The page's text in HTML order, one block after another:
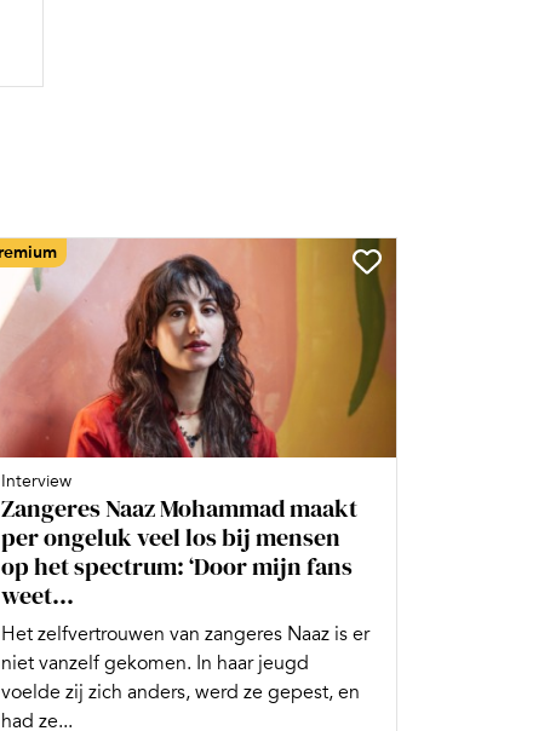
Interview
Zangeres Naaz Mohammad maakt
per ongeluk veel los bij mensen
op het spectrum: ‘Door mijn fans
weet...
Het zelfvertrouwen van zangeres Naaz is er
niet vanzelf gekomen. In haar jeugd
voelde zij zich anders, werd ze gepest, en
had ze...